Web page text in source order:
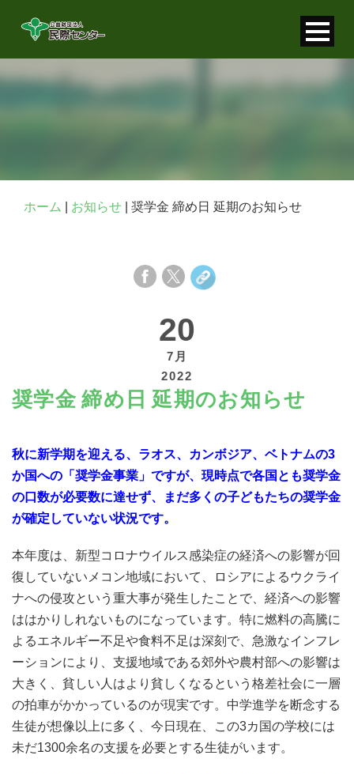
お問い合わせ
寄付する
ホーム お知らせ 奨学金 締め日 延期のお知らせ
20
7月
2022
奨学金 締め日 延期のお知らせ
秋に新学期を迎える、ラオス、カンボジア、ベトナムの3
か国への「奨学金事業」ですが、現時点で各国とも奨学金
の口数が必要数に達せず、まだ多くの子どもたちの奨学金
が確定していない状況です。
本年度は、新型コロナウイルス感染症の経済への影響が回
復していないメコン地域において、ロシアによるウクライ
ナへの侵攻という重大事が発生したことで、経済への影響
ははかりしれないものになっています。特に燃料の高騰に
よるエネルギー不足や食料不足は深刻で、急激なインフレ
ーションにより、支援地域である郊外や農村部への影響は
大きく、貧しい人はより貧しくなるという格差社会に一層
の拍車がかかっているのが現実です。中学進学を断念する
生徒が想像以上に多く、今日現在、この3カ国の学校には
未だ1300余名の支援を必要とする生徒がいます。